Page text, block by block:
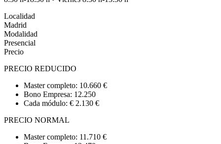
Localidad
Madrid
Modalidad
Presencial
Precio
PRECIO REDUCIDO
Master completo: 10.660 €
Bono Empresa: 12.250
Cada módulo: € 2.130 €
PRECIO NORMAL
Master completo: 11.710 €